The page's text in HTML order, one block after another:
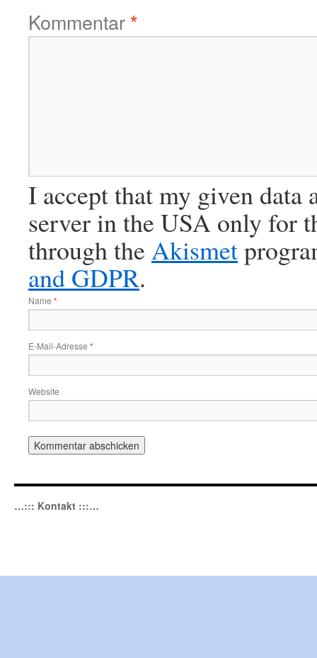
Kommentar*
I accept that my given data
server in the USA only for
through the Akismet
and GDPR.
Name *
E-Mail-Adresse *
Website
…::: Kontakt :::…